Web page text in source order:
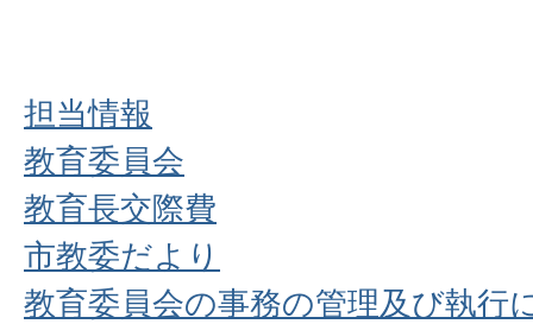
担当情報
教育委員会
教育長交際費
市教委だより
教育委員会の事務の管理及び執行